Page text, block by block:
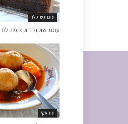
עוגות שוקלד
עוגת שוקולד וקציפת לוז
עיראקי